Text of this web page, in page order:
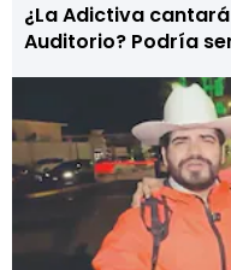
¿La Adictiva
Auditorio? Podría